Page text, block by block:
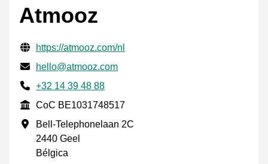
Atmooz
Información de contacto verificada
Website URL
https://atmooz.com/nl
Envía un correo electrónico a
hello@atmooz.com
Phone number
+32 14 39 48 88
CoC
CoC BE1031748517
Dirección de la empresa
Bell-Telephonelaan 2C
2440 Geel
Bélgica